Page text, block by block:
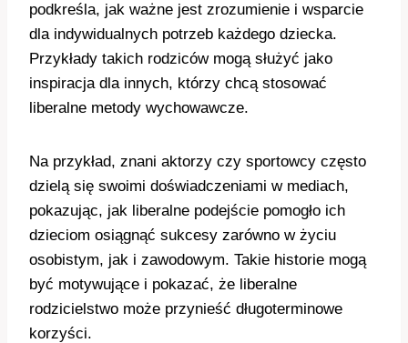
podkreśla, jak ważne jest zrozumienie i wsparcie
dla indywidualnych potrzeb każdego dziecka.
Przykłady takich rodziców mogą służyć jako
inspiracja dla innych, którzy chcą stosować
liberalne metody wychowawcze.
Na przykład, znani aktorzy czy sportowcy często
dzielą się swoimi doświadczeniami w mediach,
pokazując, jak liberalne podejście pomogło ich
dzieciom osiągnąć sukcesy zarówno w życiu
osobistym, jak i zawodowym. Takie historie mogą
być motywujące i pokazać, że liberalne
rodzicielstwo może przynieść długoterminowe
korzyści.